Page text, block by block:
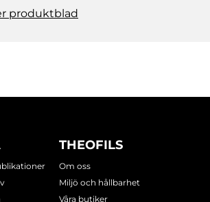
produktblad
THEOFILS
Om oss
Miljö och hållbarhet
Våra butiker